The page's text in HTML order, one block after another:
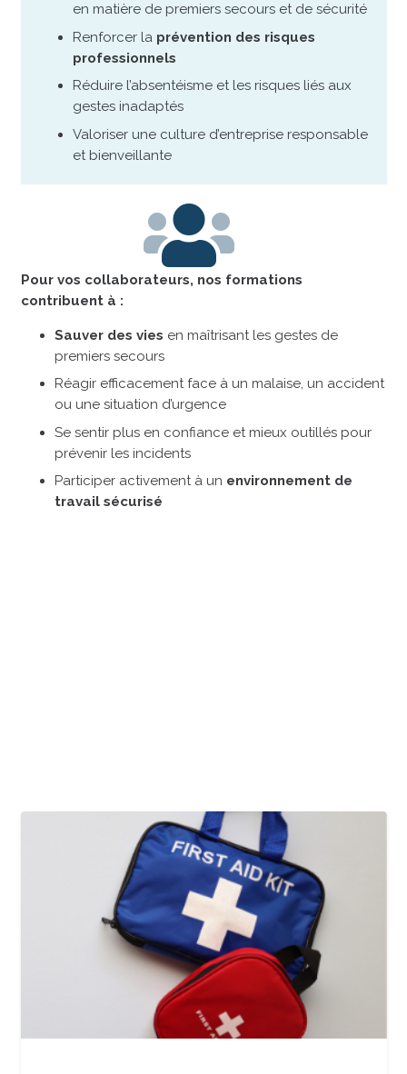
en matière de premiers secours et de sécurité
Renforcer la prévention des risques
professionnels
Réduire l’absentéisme et les risques liés aux
gestes inadaptés
Valoriser une culture d’entreprise responsable
et bienveillante
Pour vos collaborateurs, nos formations
contribuent à :
Sauver des vies en maîtrisant les gestes de
premiers secours
Réagir efficacement face à un malaise, un accident
ou une situation d’urgence
Se sentir plus en confiance et mieux outillés pour
prévenir les incidents
Participer activement à un environnement de
travail sécurisé